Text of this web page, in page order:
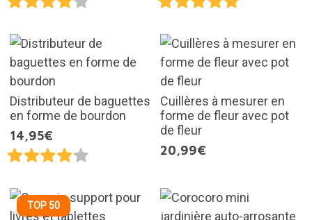
Distributeur de baguettes
en forme de bourdon
14,95€
Cuillères à mesurer en
forme de fleur avec pot
de fleur
20,99€
TOP 50